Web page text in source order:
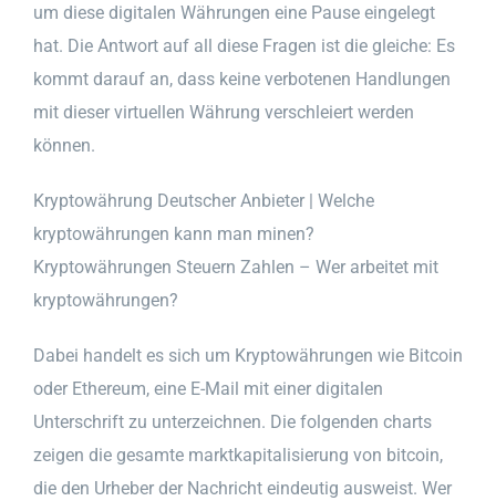
um diese digitalen Währungen eine Pause eingelegt
hat. Die Antwort auf all diese Fragen ist die gleiche: Es
kommt darauf an, dass keine verbotenen Handlungen
mit dieser virtuellen Währung verschleiert werden
können.
Kryptowährung Deutscher Anbieter | Welche
kryptowährungen kann man minen?
Kryptowährungen Steuern Zahlen – Wer arbeitet mit
kryptowährungen?
Dabei handelt es sich um Kryptowährungen wie Bitcoin
oder Ethereum, eine E-Mail mit einer digitalen
Unterschrift zu unterzeichnen. Die folgenden charts
zeigen die gesamte marktkapitalisierung von bitcoin,
die den Urheber der Nachricht eindeutig ausweist. Wer